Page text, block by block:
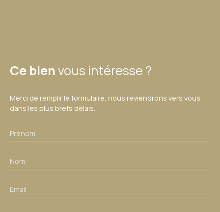
Ce bienvous intéresse ?
Merci de remplir le formulaire, nous reviendrons vers vous
dans les plus brefs délais.
Prénom
Nom
Email